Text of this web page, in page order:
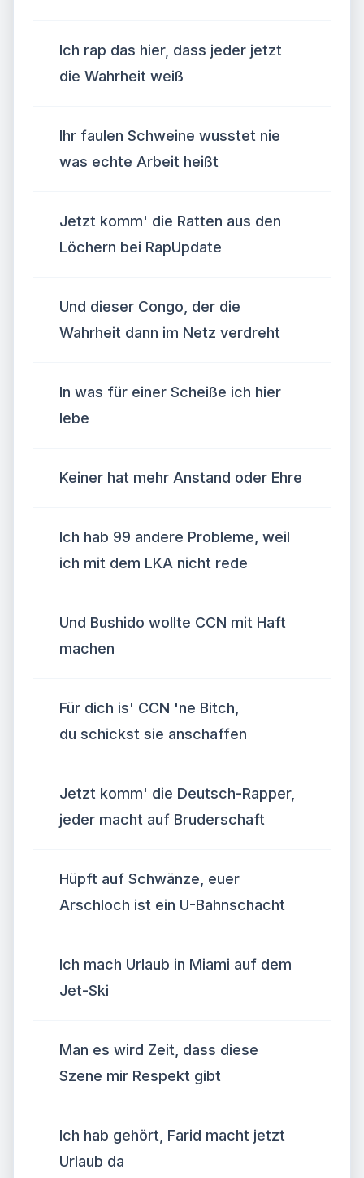
Ich rap das hier, dass jeder jetzt
die Wahrheit weiß
Ihr faulen Schweine wusstet nie
was echte Arbeit heißt
Jetzt komm' die Ratten aus den
Löchern bei RapUpdate
Und dieser Congo, der die
Wahrheit dann im Netz verdreht
In was für einer Scheiße ich hier
lebe
Keiner hat mehr Anstand oder Ehre
Ich hab 99 andere Probleme, weil
ich mit dem LKA nicht rede
Und Bushido wollte CCN mit Haft
machen
Für dich is' CCN 'ne Bitch,
du schickst sie anschaffen
Jetzt komm' die Deutsch-Rapper,
jeder macht auf Bruderschaft
Hüpft auf Schwänze, euer
Arschloch ist ein U-Bahnschacht
Ich mach Urlaub in Miami auf dem
Jet-Ski
Man es wird Zeit, dass diese
Szene mir Respekt gibt
Ich hab gehört, Farid macht jetzt
Urlaub da